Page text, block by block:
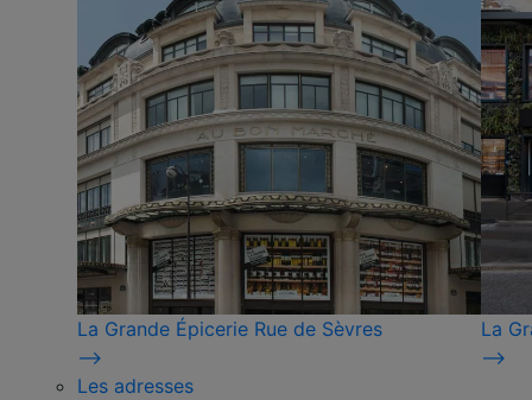
La Grande Épicerie Rue de Sèvres
⟶
La
⟶
Les adresses